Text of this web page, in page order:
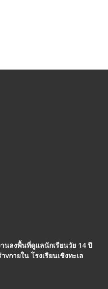
นลงพื้นที่ดูแลนักเรียนวัย 14 ปี
vกายใน โรงเรียนเชิงทะเล